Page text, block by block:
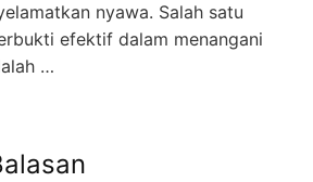
nyawa. Salah satu
efektif dalam menangani
…